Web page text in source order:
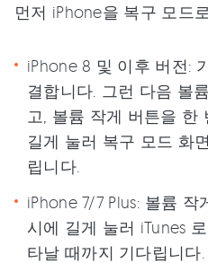
먼저 iPhone을 복구 모드
iPhone 8 및 이후 버전:
결합니다. 그런 다음 볼
고, 볼륨 작게 버튼을 한
길게 눌러 복구 모드 화
립니다.
iPhone 7/7 Plus: 볼륨
시에 길게 눌러 iTunes
타날 때까지 기다립니다.